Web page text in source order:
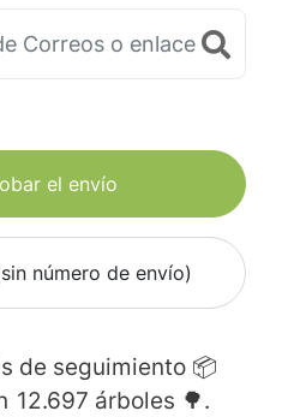
el envío
número de envío)
de seguimiento 📦
12.697 árboles 🌳.